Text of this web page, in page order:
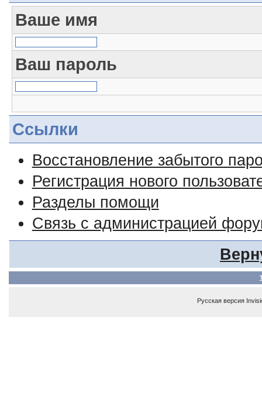
Ваше имя
Ваш пароль
Ссылки
Восстановление забытого
Регистрация нового
Разделы помощи
Связь с администрацией
Русская версия